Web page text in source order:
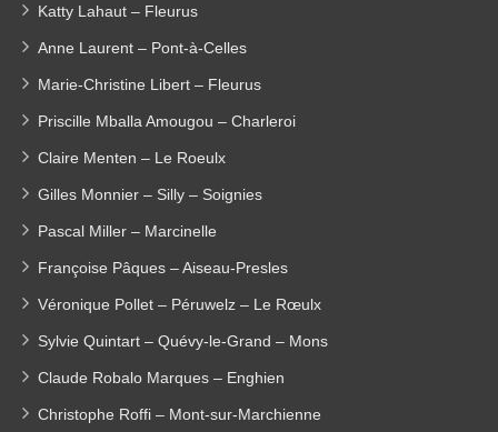
Katty Lahaut – Fleurus
Anne Laurent – Pont-à-Celles
Marie-Christine Libert – Fleurus
Priscille Mballa Amougou – Charleroi
Claire Menten – Le Roeulx
Gilles Monnier – Silly – Soignies
Pascal Miller – Marcinelle
Françoise Pâques – Aiseau-Presles
Véronique Pollet – Péruwelz – Le Rœulx
Sylvie Quintart – Quévy-le-Grand – Mons
Claude Robalo Marques – Enghien
Christophe Roffi – Mont-sur-Marchienne